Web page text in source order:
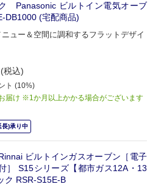
Panasonic ビルトイン電気オーブ
DB1000 (宅配商品)
ュー＆空間に調和するフラットデザイ
税込)
ト (10%)
届け ※1か月以上かかる場合がございます
長)承り中
ビルトインガスオーブン［電子
］ S15シリーズ【都市ガス12A・13
ク RSR-S15E-B